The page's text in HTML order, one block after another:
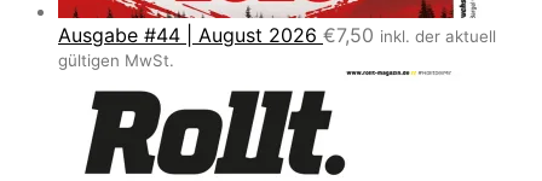
Ausgabe #44 | August 2026 €7,50 inkl. der aktuell
gültigen MwSt.